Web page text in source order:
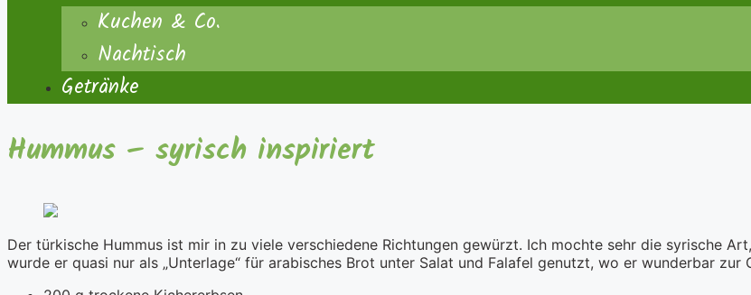
Kuchen & Co.
Nachtisch
Getränke
Hummus – syrisch inspiriert
Der türkische Hummus ist mir in zu viele verschiedene Richtungen gewürzt. Ich mochte sehr die syrische
wurde er quasi nur als „Unterlage“ für arabisches Brot unter Salat und Falafel genutzt, wo er wunderbar